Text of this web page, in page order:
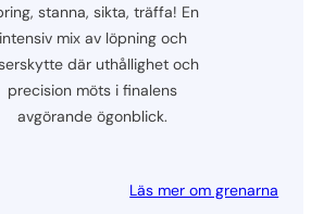
stanna, sikta, träffa! En
intensiv mix av löpning och
där uthållighet och
precision möts i finalens
avgörande ögonblick.
Läs mer om grenarna